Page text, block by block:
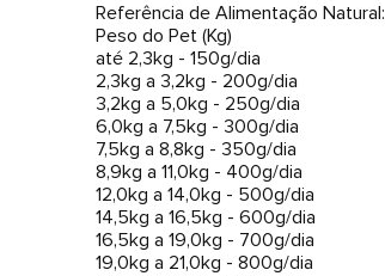
Referência de Alimentação Natural:
Peso do Pet (Kg)
até 2,3kg - 150g/dia
2,3kg a 3,2kg - 200g/dia
3,2kg a 5,0kg - 250g/dia
6,0kg a 7,5kg - 300g/dia
7,5kg a 8,8kg - 350g/dia
8,9kg a 11,0kg - 400g/dia
12,0kg a 14,0kg - 500g/dia
14,5kg a 16,5kg - 600g/dia
16,5kg a 19,0kg - 700g/dia
19,0kg a 21,0kg - 800g/dia